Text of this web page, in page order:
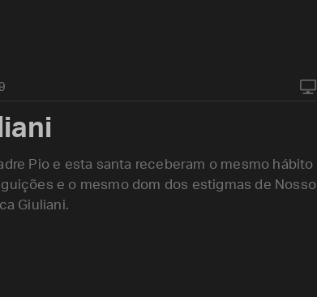
Pio e esta santa receberam o mesmo hábito
e o mesmo dom dos estigmas de Nosso
Giuliani.